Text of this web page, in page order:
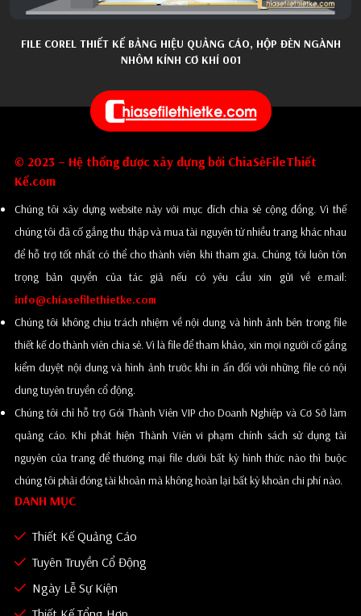
FILE COREL THIẾT KẾ BẢNG HIỆU QUẢNG CÁO, HỘP ĐÈN NGÀNH
NHÔM KÍNH CƠ KHÍ 001
© 2023 – Hệ thống được xây dựng bởi ChiaSẻFileThiết
Kế.com
Chúng tôi xây dựng website này với mục đích chia sẻ cộng đồng. Vì thế
chúng tôi đã cố gắng thu thập và mua tài nguyên từ nhiều trang khác nhau
để hỗ trợ tốt nhất có thể cho thành viên khi tham gia. Chúng tôi luôn tôn
trọng bản quyền của tác giả nếu có yêu cầu xin gửi về e.mail:
info@chiasefilethietke.com
Chúng tôi không chịu trách nhiệm về nội dung và hình ảnh bên trong file
thiết kế do thành viên chia sẻ. Vì là file để tham khảo, xin mọi người cố gắng
kiểm duyệt nội dung và hình ảnh trước khi in ấn đối với những file có nội
dung tuyên truyền cổ động.
Chúng tôi chỉ hỗ trợ Gói Thành Viên VIP cho Doanh Nghiệp và Cơ Sở làm
quảng cáo. Khi phát hiện Thành Viên vi phạm chính sách sử dụng tài
nguyên của trang để thương mại file dưới bất kỳ hình thức nào thì buộc
chúng tôi phải đóng tài khoản mà không hoàn lại bất kỳ khoản chi phí nào.
DANH MỤC
Thiết Kế Quảng Cáo
Tuyên Truyền Cổ Động
Ngày Lễ Sự Kiện